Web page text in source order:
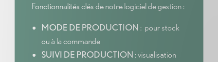
Fonctionnalités clés de notre logiciel de gestion :
MODE DE PRODUCTION : pour stock
ou à la commande
SUIVI DE PRODUCTION : visualisation